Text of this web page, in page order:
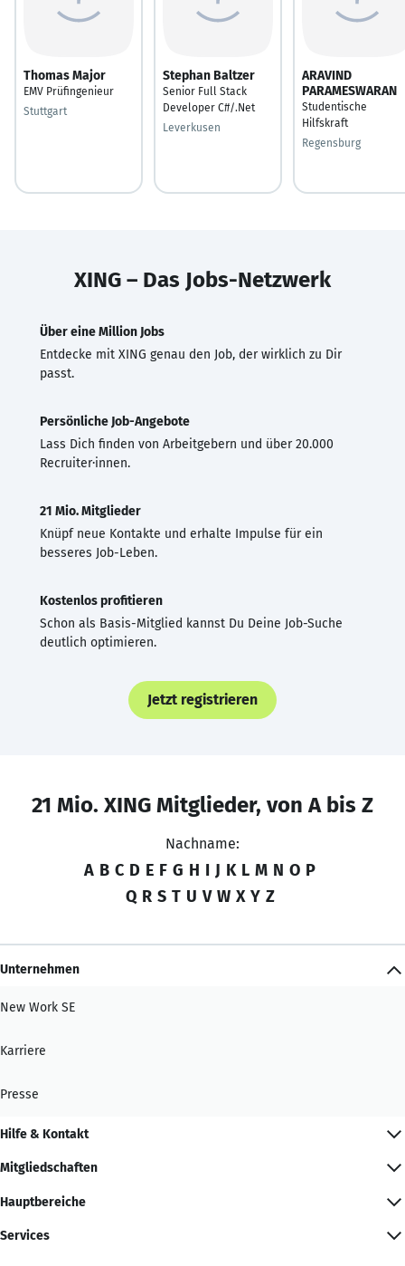
Thomas Major
EMV Prüfingenieur
Stuttgart
Stephan Baltzer
Senior Full Stack
Developer C#/.Net
Leverkusen
ARAVIND
PARAMESWARAN
Studentische
Hilfskraft
Regensburg
XING – Das Jobs-Netzwerk
Über eine Million Jobs
Entdecke mit XING genau den Job, der wirklich zu Dir
passt.
Persönliche Job-Angebote
Lass Dich finden von Arbeitgebern und über 20.000
Recruiter·innen.
21 Mio. Mitglieder
Knüpf neue Kontakte und erhalte Impulse für ein
besseres Job-Leben.
Kostenlos profitieren
Schon als Basis-Mitglied kannst Du Deine Job-Suche
deutlich optimieren.
Jetzt registrieren
21 Mio. XING Mitglieder, von A bis Z
Nachname:
A B C D E F G H I J K L M N O P
Q R S T U V W X Y Z
Unternehmen
New Work SE
Karriere
Presse
Hilfe & Kontakt
Mitgliedschaften
Hauptbereiche
Services